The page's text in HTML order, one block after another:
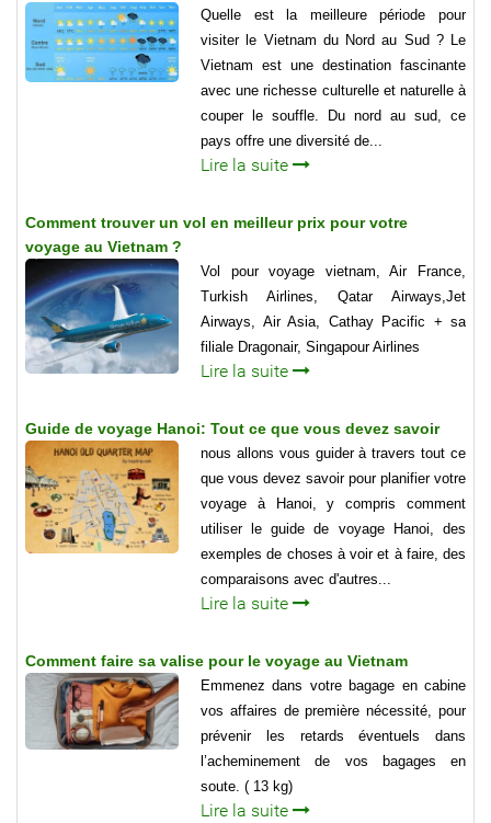
Quelle est la meilleure période pour
visiter le Vietnam du Nord au Sud ? Le
Vietnam est une destination fascinante
avec une richesse culturelle et naturelle à
couper le souffle. Du nord au sud, ce
pays offre une diversité de...
Lire la suite
Comment trouver un vol en meilleur prix pour votre
voyage au Vietnam ?
Vol pour voyage vietnam, Air France,
Turkish Airlines, Qatar Airways,Jet
Airways, Air Asia, Cathay Pacific + sa
filiale Dragonair, Singapour Airlines
Lire la suite
Guide de voyage Hanoi: Tout ce que vous devez savoir
nous allons vous guider à travers tout ce
que vous devez savoir pour planifier votre
voyage à Hanoi, y compris comment
utiliser le guide de voyage Hanoi, des
exemples de choses à voir et à faire, des
comparaisons avec d'autres...
Lire la suite
Comment faire sa valise pour le voyage au Vietnam
Emmenez dans votre bagage en cabine
vos affaires de première nécessité, pour
prévenir les retards éventuels dans
l’acheminement de vos bagages en
soute. ( 13 kg)
Lire la suite